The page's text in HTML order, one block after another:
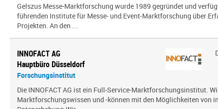
Gelszus Messe-Marktforschung wurde 1989 gegründet und
führenden Institute für Messe- und Event-Marktforschung über
Projekten. An den ...
INNOFACT AG
Hauptbüro Düsseldorf
Forschungsinstitut
Die INNOFACT AG ist ein Full-Service-Marktforschungsinstitut.
Marktforschungswissen und -können mit den Möglichkeiten von